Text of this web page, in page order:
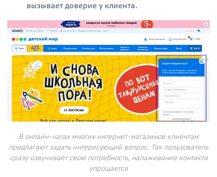
вызывает доверие у клиента.
В онлайн-чатах многих интернет-магазинов клиентам
предлагают задать интересующий вопрос. Так пользователь
сразу озвучивает свою потребность, налаживание контакта
упрощается